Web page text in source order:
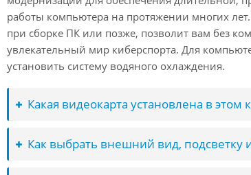
работы компьютера на протяжении многих
при сборке ПК или позже, позволит вам без
увлекательный мир киберспорта. Для
установить систему водяного охлаждения.
Какая видеокарта установлена в этом
Как выбрать внешний вид, подсветку